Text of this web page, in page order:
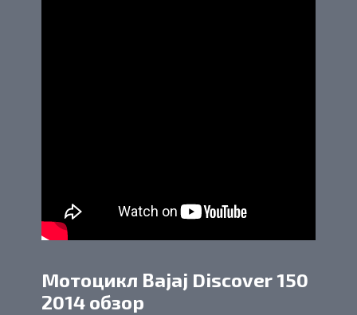
Мотоцикл Bajaj Discover 150
2014 обзор